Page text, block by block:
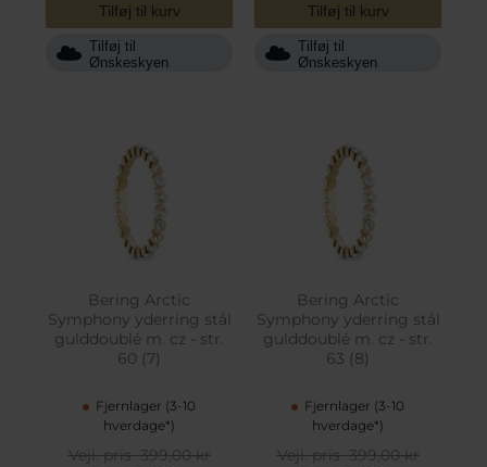
Tilføj til kurv
Tilføj til
Ønskeskyen
Tilføj til kurv
Tilføj til
Ønskeskyen
Bering Arctic
Symphony yderring stål
gulddoublé m. cz - str.
60 (7)
Fjernlager (3-10
hverdage*)
Vejl. pris399,00 kr
Bering Arctic
Symphony yderring stål
gulddoublé m. cz - str.
63 (8)
Fjernlager (3-10
hverdage*)
Vejl. pris399,00 kr